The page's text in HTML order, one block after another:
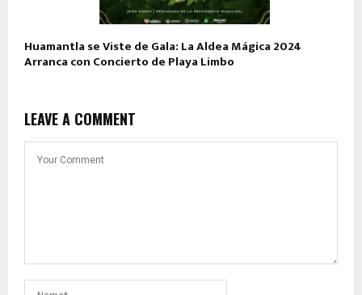
Huamantla se Viste de Gala: La Aldea Mágica 2024
Arranca con Concierto de Playa Limbo
LEAVE A COMMENT